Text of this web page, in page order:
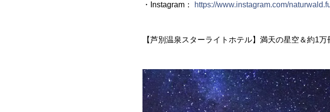
・Instagram：
https://www.instagram.com/
【芦別温泉スターライトホテル】満天の星空＆約1万